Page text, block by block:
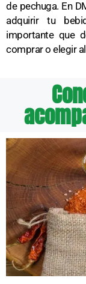
de pechuga. En
adquirir tu
importante que
comprar o elegir